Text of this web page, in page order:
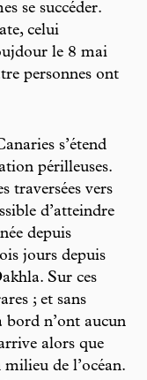
se succéder.
celui
le 8 mai
personnes ont
s’étend
périlleuses.
traversées vers
d’atteindre
depuis
jours depuis
Sur ces
; et sans
bord n’ont aucun
alors que
de l’océan.